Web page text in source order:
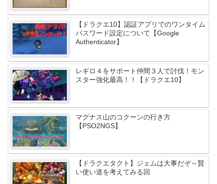
【ドラクエ10】認証アプリでのワンタイム
パスワード設定について【Google
Authenticator】
レギロ４をサポート仲間３人で討伐！モン
スター強化最高！！【ドラクエ10】
マグナス山のコクーンの行き方
【PSO2NGS】
【ドラクエタクト】ジェムは大事だぞ～賢
い使い道を考えてみる回